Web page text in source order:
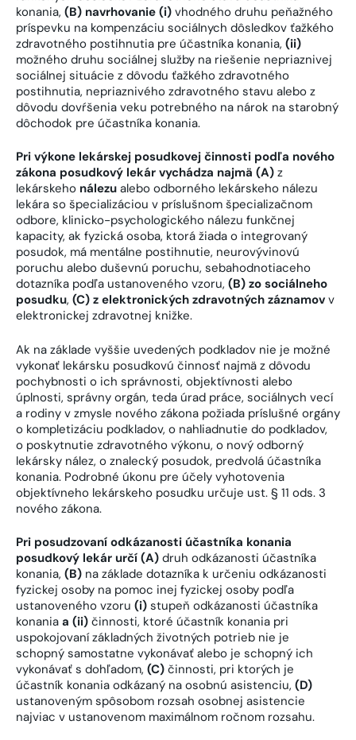
konania, (B) navrhovanie (i) vhodného druhu peňažného
príspevku na kompenzáciu sociálnych dôsledkov ťažkého
zdravotného postihnutia pre účastníka konania, (ii)
možného druhu sociálnej služby na riešenie nepriaznivej
sociálnej situácie z dôvodu ťažkého zdravotného
postihnutia, nepriaznivého zdravotného stavu alebo z
dôvodu dovŕšenia veku potrebného na nárok na starobný
dôchodok pre účastníka konania.
Pri výkone lekárskej posudkovej činnosti podľa nového
zákona posudkový lekár vychádza najmä (A) z
lekárskeho nálezu alebo odborného lekárskeho nálezu
lekára so špecializáciou v príslušnom špecializačnom
odbore, klinicko-psychologického nálezu funkčnej
kapacity, ak fyzická osoba, ktorá žiada o integrovaný
posudok, má mentálne postihnutie, neurovývinovú
poruchu alebo duševnú poruchu, sebahodnotiaceho
dotazníka podľa ustanoveného vzoru, (B) zo sociálneho
posudku, (C) z elektronických zdravotných záznamov v
elektronickej zdravotnej knižke.
Ak na základe vyššie uvedených podkladov nie je možné
vykonať lekársku posudkovú činnosť najmä z dôvodu
pochybnosti o ich správnosti, objektívnosti alebo
úplnosti, správny orgán, teda úrad práce, sociálnych vecí
a rodiny v zmysle nového zákona požiada príslušné orgány
o kompletizáciu podkladov, o nahliadnutie do podkladov,
o poskytnutie zdravotného výkonu, o nový odborný
lekársky nález, o znalecký posudok, predvolá účastníka
konania. Podrobné úkonu pre účely vyhotovenia
objektívneho lekárskeho posudku určuje ust. § 11 ods. 3
nového zákona.
Pri posudzovaní odkázanosti účastníka konania
posudkový lekár určí (A) druh odkázanosti účastníka
konania, (B) na základe dotazníka k určeniu odkázanosti
fyzickej osoby na pomoc inej fyzickej osoby podľa
ustanoveného vzoru (i) stupeň odkázanosti účastníka
konania a (ii) činnosti, ktoré účastník konania pri
uspokojovaní základných životných potrieb nie je
schopný samostatne vykonávať alebo je schopný ich
vykonávať s dohľadom, (C) činnosti, pri ktorých je
účastník konania odkázaný na osobnú asistenciu, (D)
ustanoveným spôsobom rozsah osobnej asistencie
najviac v ustanovenom maximálnom ročnom rozsahu.